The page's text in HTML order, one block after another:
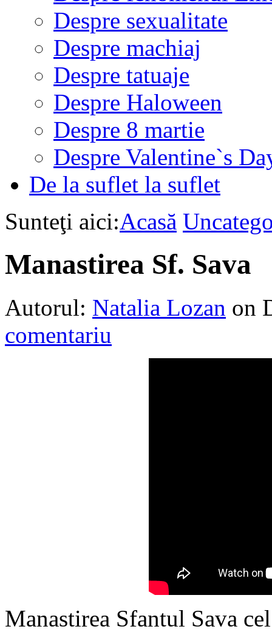
Despre sexualitate
Despre machiaj
Despre tatuaje
Despre Haloween
Despre 8 martie
Despre Valentine`s
De la suflet la suflet
Sunteţi aici:Acasă
Manastirea Sf. Sava
Autorul: Natalia Lozan on
comentariu
Manastirea Sfantul Sava